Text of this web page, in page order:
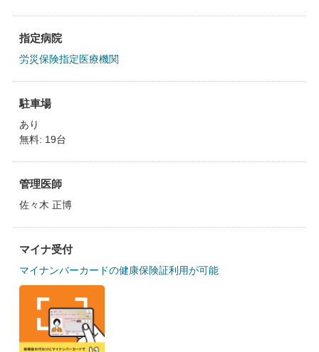
指定病院
労災保険指定医療機関
駐車場
あり
無料: 19台
管理医師
佐々木 正博
マイナ受付
マイナンバーカードの健康保険証利用が可能